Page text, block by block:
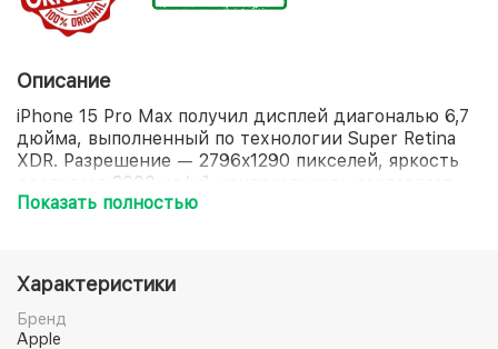
Описание
iPhone 15 Pro Max получил дисплей диагональю 6,7
дюйма, выполненный по технологии Super Retina
XDR. Разрешение — 2796x1290 пикселей, яркость
достигает 2000 кд/м², контрастность составляет
2000000:1 — изображение четкое,
отображения любого динамичного контента. Экран
защищает прочное стекло Ceramic Shield.
В основе — шестиядерный процессор A17 Pro.
Объем встроенной памяти для хранения данных —
Показать полностью
Характеристики
Бренд
Apple